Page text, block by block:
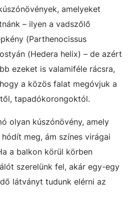
amelyeket
– ilyen a vadszőlő
(Parthenocissus
(Hedera helix) – de azért
ezeket is valamiféle rácsra,
a közös falat megóvjuk a
tapadókorongoktól.
olyan kúszónövény, amely
meg, ám színes virágai
a balkon körül körben
szerelünk fel, akár egy-egy
látványt tudunk elérni az